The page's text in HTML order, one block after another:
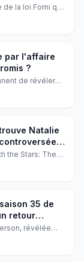
de la loi Forni qui
France en 1982.
leur
par l'affaire
?
de révéler
Ferguson
les projecteurs.
perdre ?Natalie
à
the Stars: The
d'une
mois après
35 de
retour
révélée
dans la
pour la saison